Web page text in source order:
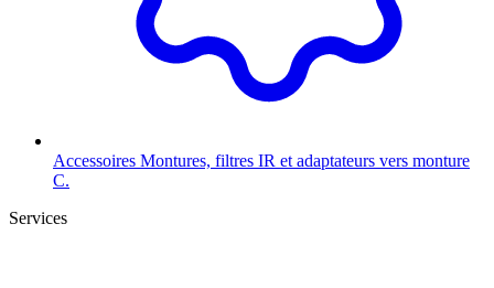
Accessoires Montures, filtres IR et adaptateurs vers monture
C.
Services